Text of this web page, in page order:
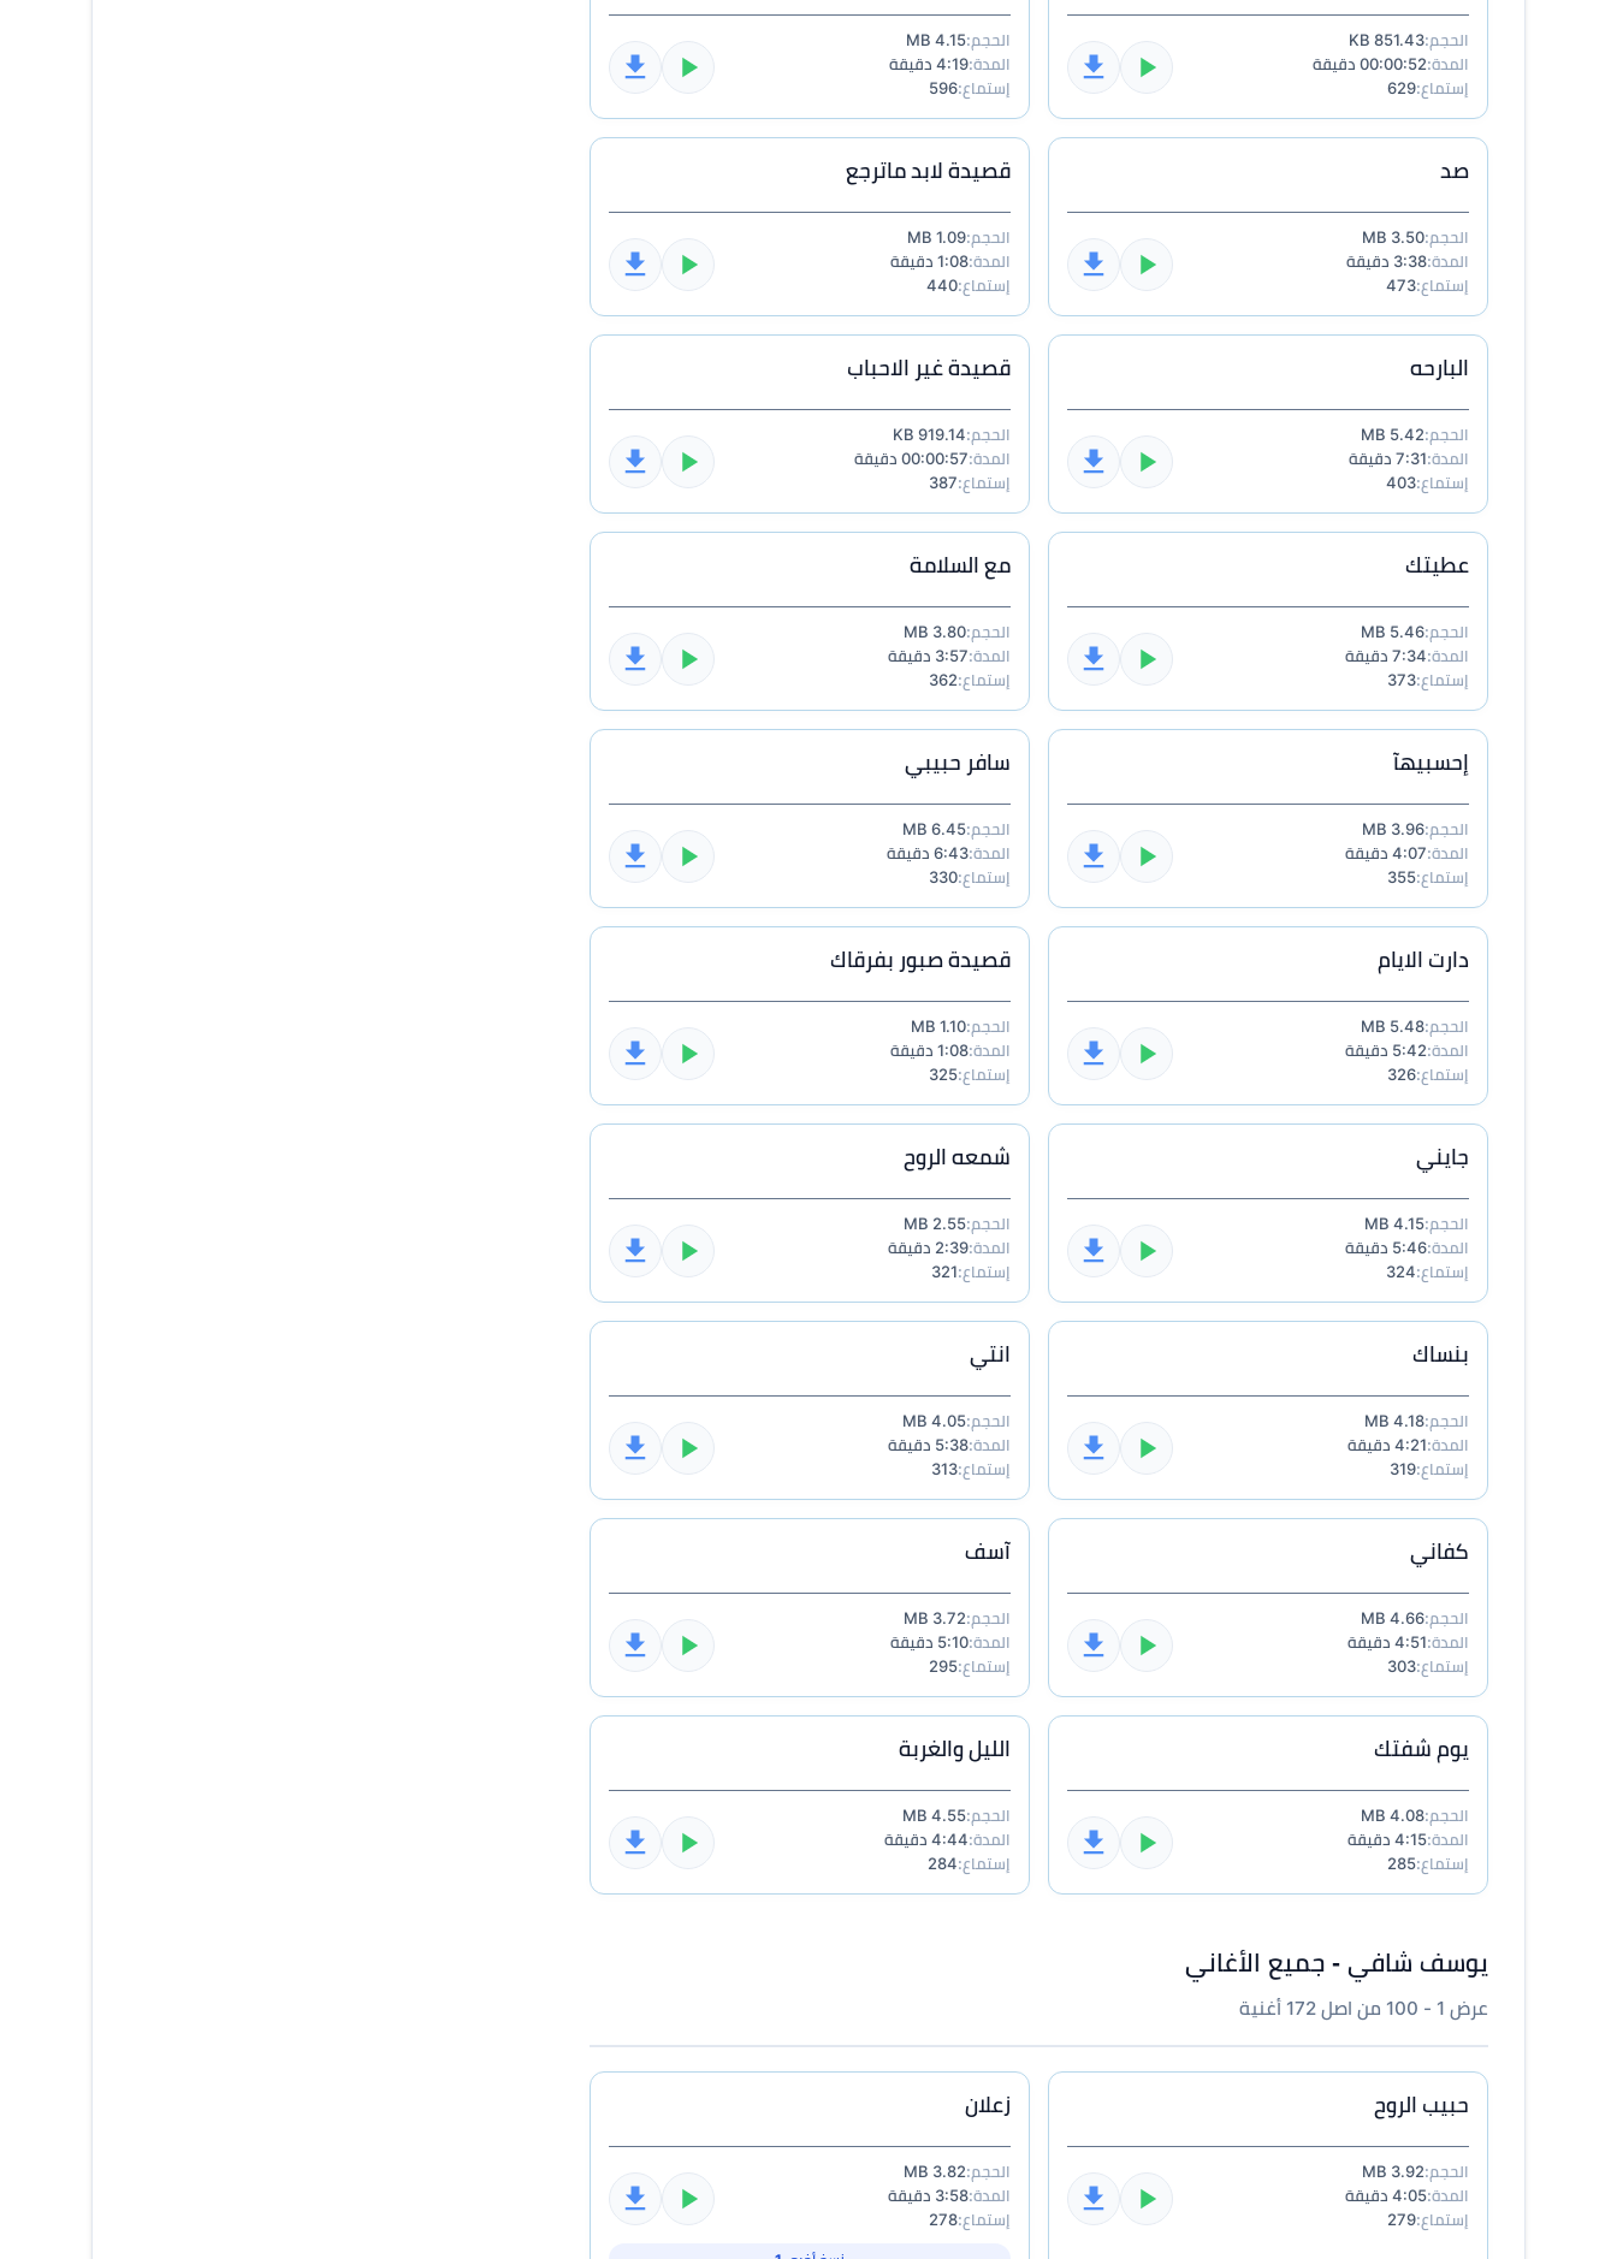
الحجم:851.43 KB
المدة:00:00:52 دقيقة
إستماع:629
الحجم:4.15 MB
المدة:4:19 دقيقة
إستماع:596
صد
الحجم:3.50 MB
المدة:3:38 دقيقة
إستماع:473
قصيدة لابد ماترجع
الحجم:1.09 MB
المدة:1:08 دقيقة
إستماع:440
البارحه
الحجم:5.42 MB
المدة:7:31 دقيقة
إستماع:403
قصيدة غير الاحباب
الحجم:919.14 KB
المدة:00:00:57 دقيقة
إستماع:387
عطيتك
الحجم:5.46 MB
المدة:7:34 دقيقة
إستماع:373
مع السلامة
الحجم:3.80 MB
المدة:3:57 دقيقة
إستماع:362
إحسبيهآ
الحجم:3.96 MB
المدة:4:07 دقيقة
إستماع:355
سافر حبيبي
الحجم:6.45 MB
المدة:6:43 دقيقة
إستماع:330
دارت الايام
الحجم:5.48 MB
المدة:5:42 دقيقة
إستماع:326
قصيدة صبور بفرقاك
الحجم:1.10 MB
المدة:1:08 دقيقة
إستماع:325
جايني
الحجم:4.15 MB
المدة:5:46 دقيقة
إستماع:324
شمعه الروح
الحجم:2.55 MB
المدة:2:39 دقيقة
إستماع:321
بنساك
الحجم:4.18 MB
المدة:4:21 دقيقة
إستماع:319
انتي
الحجم:4.05 MB
المدة:5:38 دقيقة
إستماع:313
كفاني
الحجم:4.66 MB
المدة:4:51 دقيقة
إستماع:303
آسف
الحجم:3.72 MB
المدة:5:10 دقيقة
إستماع:295
يوم شفتك
الحجم:4.08 MB
المدة:4:15 دقيقة
إستماع:285
الليل والغربة
الحجم:4.55 MB
المدة:4:44 دقيقة
إستماع:284
يوسف شافي - جميع الأغاني
عرض 1 - 100 من اصل 172 أغنية
حبيب الروح
الحجم:3.92 MB
المدة:4:05 دقيقة
إستماع:279
زعلان
الحجم:3.82 MB
المدة:3:58 دقيقة
إستماع:278